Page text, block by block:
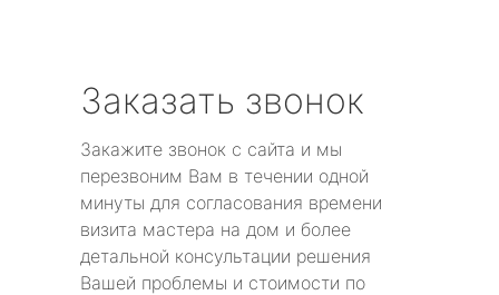
Заказать звонок
Закажите звонок с сайта и мы
перезвоним Вам в течении одной
минуты для согласования времени
визита мастера на дом и более
детальной консультации решения
Вашей проблемы и стоимости по